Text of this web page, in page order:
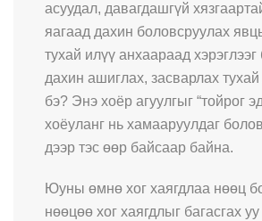
асуудал, давагдашгүй
яагаад дахин боловсруулах
тухай илүү анхаараад хэрэглээг
дахин ашиглах, засварлах
бэ? Энэ хоёр агуулгыг “тойрог
хоёуланг нь хамааруулдаг
дээр тэс өөр байсаар байна.
Юуны өмнө хог хаягдлаа нөөц
нөөцөө хог хаягдлыг багасгах уу